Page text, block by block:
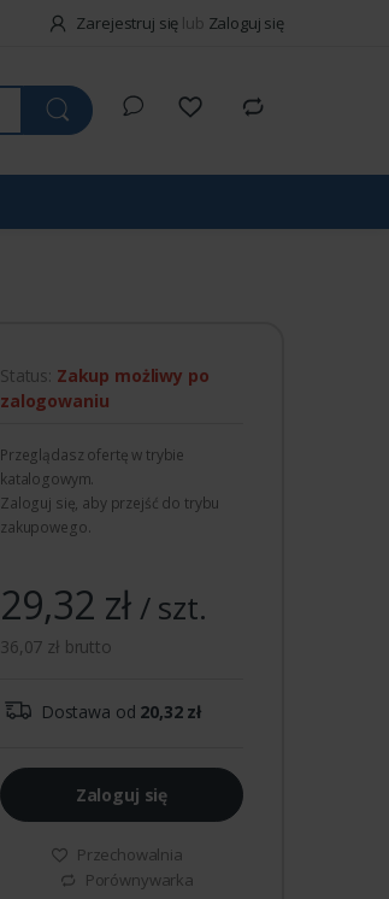
Zarejestruj się lub Zaloguj się
Status: Zakup możliwy po
zalogowaniu
Przeglądasz ofertę w trybie
katalogowym.
Zaloguj się, aby przejść do trybu
zakupowego.
29,32 zł/ szt.
36,07 zł brutto
Dostawa od 20,32 zł
Zaloguj się
Przechowalnia
Porównywarka